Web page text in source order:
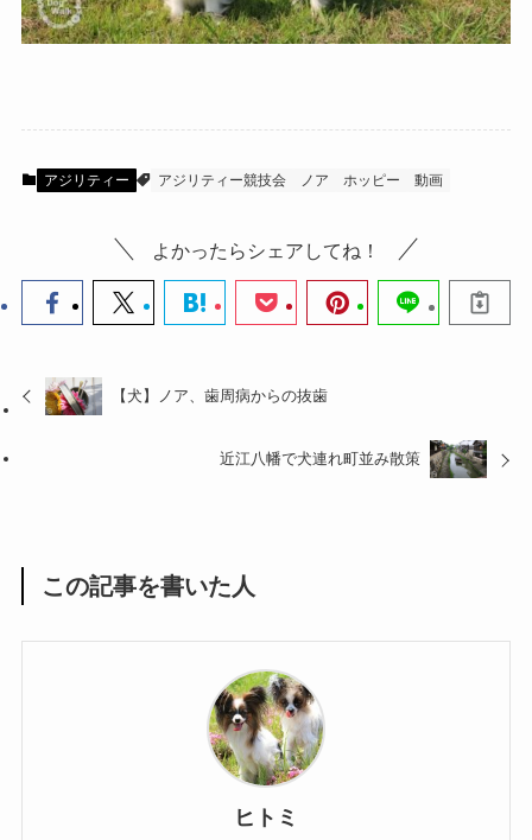
アジリティー アジリティー競技会 ノア ホッピー 動画
よかったらシェアしてね！
【犬】ノア、歯周病からの抜歯
近江八幡で犬連れ町並み散策
この記事を書いた人
ヒトミ